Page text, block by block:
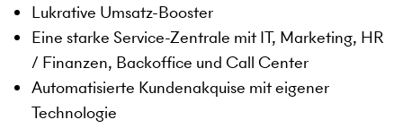
Lukrative Umsatz-Booster
Eine starke Service-Zentrale mit IT, Marketing, HR
/ Finanzen, Backoffice und Call Center
Automatisierte Kundenakquise mit eigener
Technologie